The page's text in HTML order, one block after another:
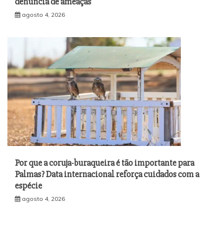
agosto 4, 2026
Por que a coruja-buraqueira é tão importante para
Palmas? Data internacional reforça cuidados com a
espécie
agosto 4, 2026